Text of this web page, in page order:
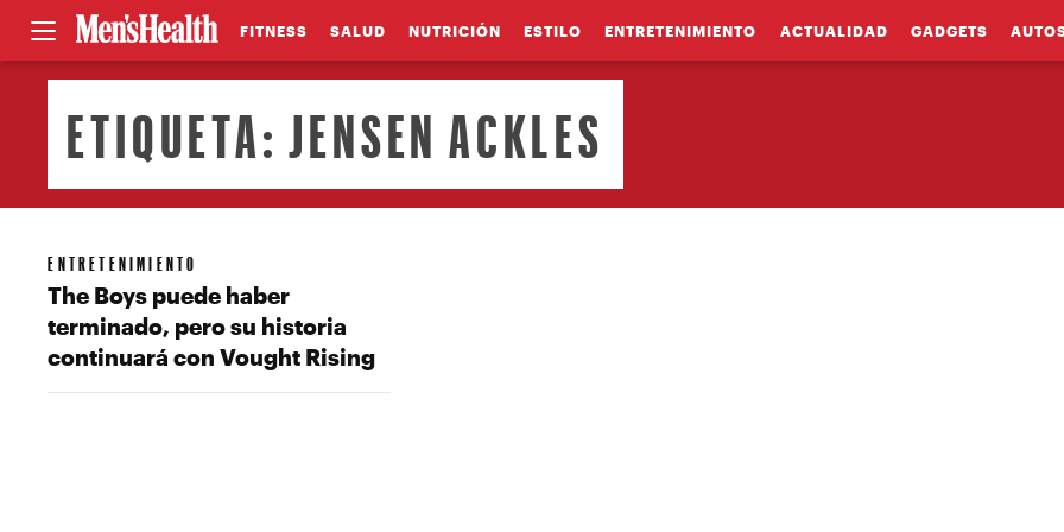
FITNESS SALUD NUTRICIÓN ESTILO ENTRETENIMIENTO ACTUALIDAD GADGETS
ETIQUETA:JENSEN ACKLES
ENTRETENIMIENTO
The Boys puede haber
terminado, pero su historia
continuará con Vought Rising